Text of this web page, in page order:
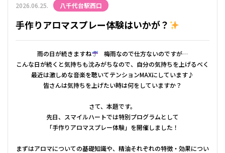
2026.06.25. 八千代台駅西口
手作りアロマスプレー体験はいかが？
雨の日が続きますね
梅雨なので仕方ないのですが…
こんな日が続くと気持ちも沈みがちなので、自分の気持ちを上げるべく
最近は激しめな音楽を聴いてテンションMAXにしています♪
皆さんは気持ちを上げたい時は何をしていますか？
さて、本題です。
先日、スマイルハートでは特別プログラムとして
「手作りアロマスプレー体験」を開催しました！
まずはアロマについての基礎知識や、精油それぞれの特徴・効果につい